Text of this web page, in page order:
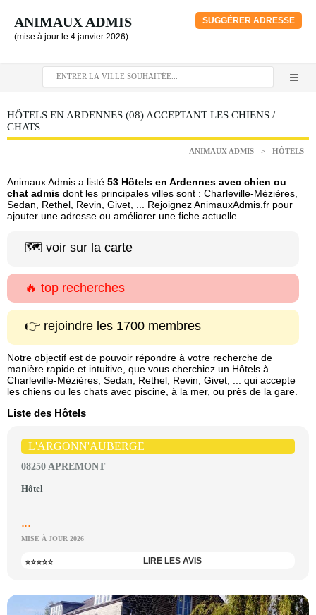
ANIMAUX ADMIS
(mise à jour le 4 janvier 2026)
SUGGÉRER ADRESSE
HÔTELS EN ARDENNES (08) ACCEPTANT LES CHIENS /
CHATS
ANIMAUX ADMIS > HÔTELS
Animaux Admis a listé 53 Hôtels en Ardennes avec chien ou
chat admis dont les principales villes sont : Charleville-Mézières,
Sedan, Rethel, Revin, Givet, ... Rejoignez AnimauxAdmis.fr pour
ajouter une adresse ou améliorer une fiche actuelle.
🗺️ voir sur la carte
🔥 top recherches
👉 rejoindre les 1700 membres
Notre objectif est de pouvoir répondre à votre recherche de
manière rapide et intuitive, que vous cherchiez un Hôtels à
Charleville-Mézières, Sedan, Rethel, Revin, Givet, ... qui accepte
les chiens ou les chats avec piscine, à la mer, ou près de la gare.
Liste des Hôtels
L'ARGONN'AUBERGE
08250 APREMONT
Hôtel
...
MISE À JOUR 2026
⭐⭐⭐⭐⭐ LIRE LES AVIS